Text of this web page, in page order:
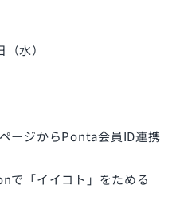
水）
ージからPonta会員ID連携
「イイコト」をためる